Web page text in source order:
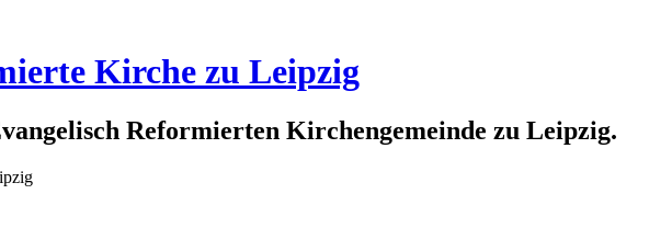
Kirche zu Leipzig
Reformierten Kirchengemeinde zu Leipzig.